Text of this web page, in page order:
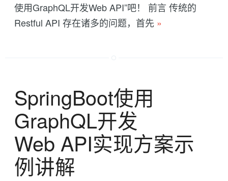
使用GraphQL开发Web API”吧！ 前言 传统的
Restful API 存在诸多的问题，首先 »
SpringBoot使用
GraphQL开发
Web API实现方案示
例讲解